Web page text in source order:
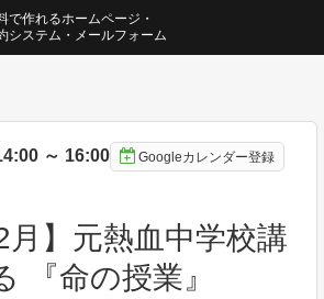
～ 16:00 Googleカレンダー登録
月】元熱血中学校講
『命の授業』
で作れるホームページ・
システム・メールフォーム